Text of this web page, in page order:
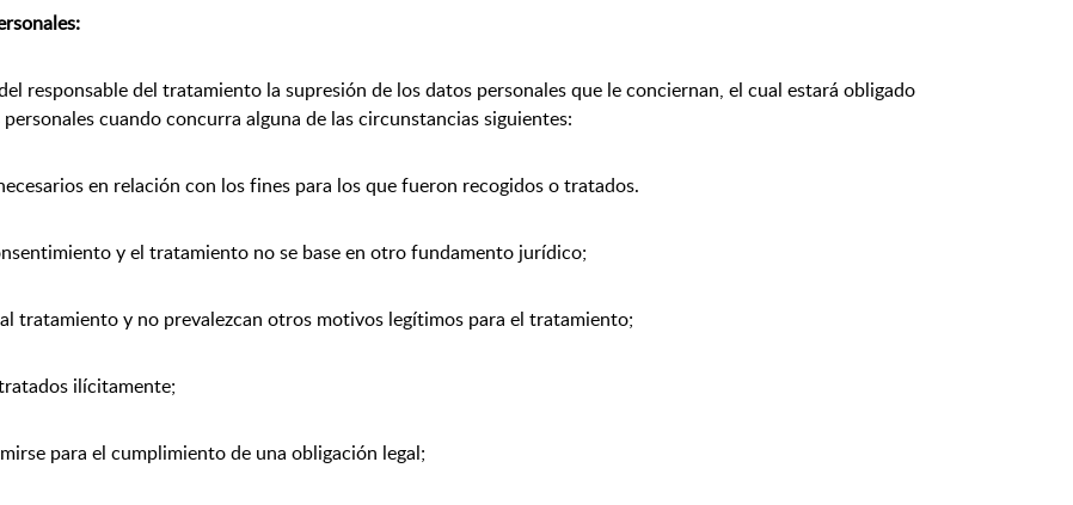
responsable del tratamiento la supresión de los datos personales que le conciernan, el cual estará obligado
cuando concurra alguna de las circunstancias siguientes:
en relación con los fines para los que fueron recogidos o tratados.
y el tratamiento no se base en otro fundamento jurídico;
tratamiento y no prevalezcan otros motivos legítimos para el tratamiento;
ilícitamente;
para el cumplimiento de una obligación legal;